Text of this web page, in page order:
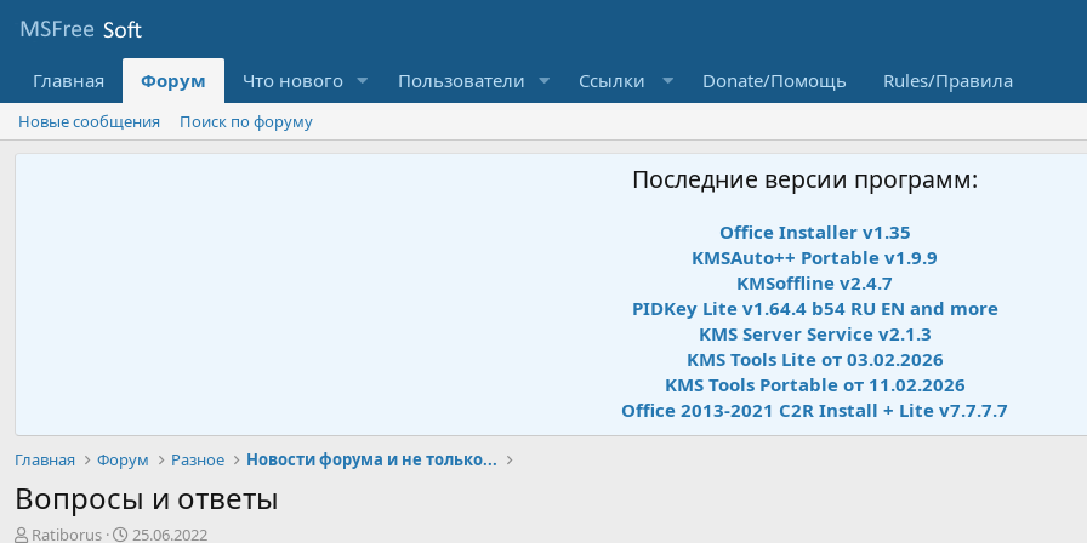
Главная Форум Что нового Пользователи Ссылки Donate/Помощь Rules/Правила
Новые сообщения Поиск по форуму
Последние версии программ:
Office Installer v1.35
KMSAuto++ Portable v1.9.9
KMSoffline v2.4.7
PIDKey Lite v1.64.4 b54 RU EN and more
KMS Server Service v2.1.3
KMS Tools Lite от 03.02.2026
KMS Tools Portable от 11.02.2026
Office 2013-2021 C2R Install + Lite v7.7.7.7
Главная Форум Разное Новости форума и не только...
Вопросы и ответы
А
Ratiborus
Д
25.06.2022